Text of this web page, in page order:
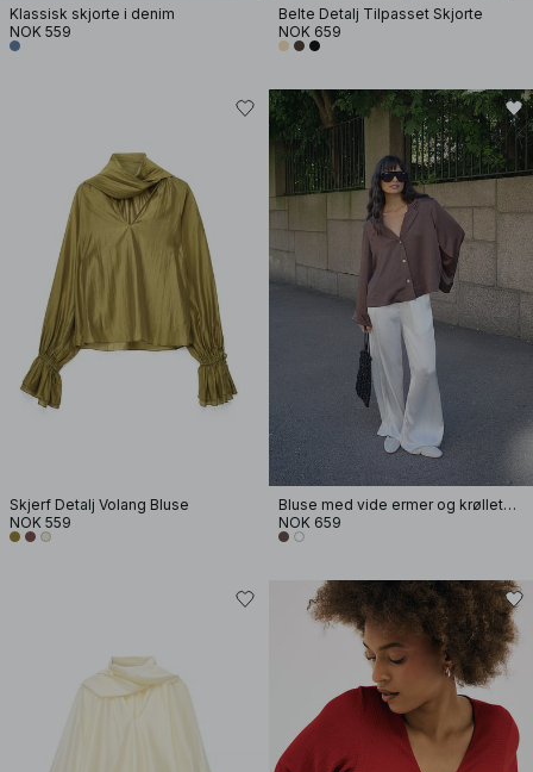
Klassisk skjorte i denim
NOK 559
Belte Detalj Tilpasset Skjorte
NOK 659
Skjerf Detalj Volang Bluse
NOK 559
Bluse med vide ermer og krøllete stoff
NOK 659